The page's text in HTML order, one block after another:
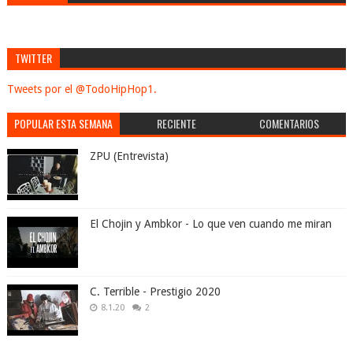
TWITTER
Tweets por el @TodoHipHop1.
POPULAR ESTA SEMANA RECIENTE COMENTARIOS
ZPU (Entrevista)
El Chojin y Ambkor - Lo que ven cuando me miran
C. Terrible - Prestigio 2020
8.1.20 2